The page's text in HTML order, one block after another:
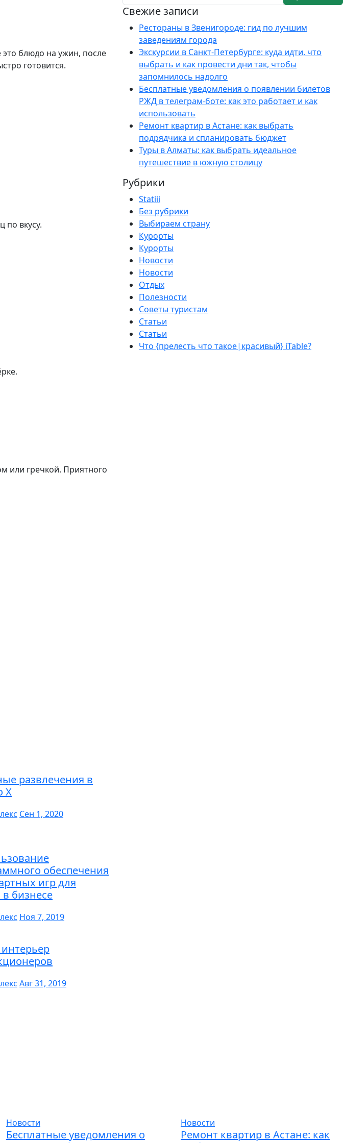
блюдо на ужин, после
готовится.
по вкусу.
или гречкой. Приятного
развлечения в
Х
Сен 1, 2020
обеспечения
игр для
в бизнесе
Ноя 7, 2019
Авг 31, 2019
Свежие записи
Рестораны в Звенигороде: гид по лучшим
заведениям города
Экскурсии в Санкт-Петербурге: куда идти, что
выбрать и как провести дни так, чтобы
запомнилось надолго
Бесплатные уведомления о появлении билетов
РЖД в телеграм-боте: как это работает и как
использовать
Ремонт квартир в Астане: как выбрать
подрядчика и спланировать бюджет
Туры в Алматы: как выбрать идеальное
путешествие в южную столицу
Рубрики
Statiii
Без рубрики
Выбираем страну
Курорты
Курорты
Новости
Новости
Отдых
Полезности
Советы туристам
Статьи
Статьи
Что {прелесть что такое|красивый} iTable?
Новости
Бесплатные уведомления о
Новости
Ремонт квартир в Астане: как